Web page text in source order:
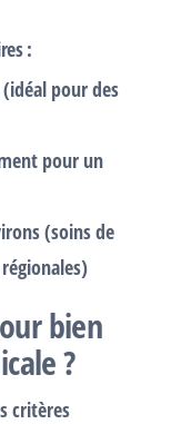
:
(idéal pour des
pour un
(soins de
bien
?
critères